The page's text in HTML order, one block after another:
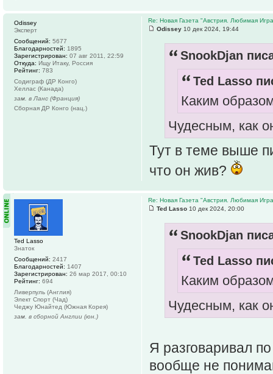
Re: Новая Газета "Австрия. Любимая
Odissey 10 дек 2024, 19:44
SnookDjan
Ted Lasso
Каким
Чудесным, как
Тут в теме выше
что он жив?
Odissey
Эксперт
Сообщений: 5677
Благодарностей: 1895
Зарегистрирован: 07 авг 2011, 22:59
Откуда: Ищу Итаку, Россия
Рейтинг: 783
Содиграф (ДР Конго)
Хеллас (Канада)
зам. в Ланс (Франция)
Сборная ДР Конго (нац.)
Re: Новая Газета "Австрия. Любимая
Ted Lasso 10 дек 2024, 20:00
SnookDjan
Ted Lasso
Каким
Чудесным, как
Я разговаривал
вообще не
Ted Lasso
Знаток
Сообщений: 2417
Благодарностей: 1407
Зарегистрирован: 26 мар 2017, 00:10
Рейтинг: 694
Ливерпуль (Англия)
Элект Спорт (Чад)
Чеджу Юнайтед (Южная Корея)
зам. в сборной Англии (юн.)